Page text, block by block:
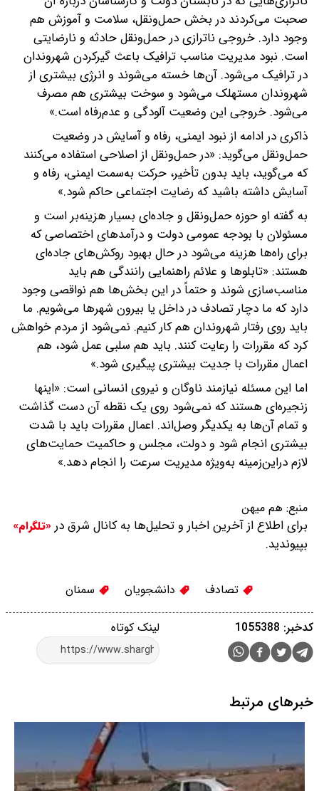
صحبت می‌کردند در بخش حمل‌ونقل، سلامت و آموزش هم
وجود دارد. خروجی ناترازی در حمل‌ونقل حادثه و نارضایتی
است. نبود مدیریت مناسب ترافیک باعث گیرکردن شهروندان
در ترافیک می‌شود. آن‌ها خسته می‌شوند و انرژی بیشتری از
شهروندان مستهلک می‌شود و سوخت بیشتری هم مصرف
می‌شود. خروجی این وضعیت آلودگی و عدم‌رفاه است.»
ذاکری در ادامه از نبود ایمنی، رفاه و آسایش در وضعیت
حمل‌ونقل می‌گوید: «در حمل‌ونقل از اصلاحی استفاده می‌کنند
که می‌گوید، باید بدون تأخیر، حرکت به‌سمت ایمنی، رفاه و
آسایش داشته باشید که رضایت اجتماعی حاکم شود.»
به گفته او حوزه حمل‌ونقل و جاده‌ای بسیار هزینه‌بر است و
مسئولان با بودجه عمومی دولت و درآمدهای اختصاصی که
برای راه‌ها هزینه می‌شود در حال بهبود روکش‌های جاده‌ای
هستند: «تابلوها و علائم راهنمایی رانندگی هم باید
مناسب‌سازی شوند و حتماً در این بخش‌ها هم نواقصی وجود
دارد که ما دچار تصادف در داخل یا بیرون شهرها می‌شویم. ما
باید روی رفتار شهروندان هم کار کنیم. نمی‌شود از مردم خواهش
کرد که مقررات را رعایت کنند. باید هم سلبی عمل شود، هم
اعمال مقررات با جدیت بیشتری پیگیری شود.»
اما این مسئله نیازمند ناوگان و نیروی انسانی است: «اینها
زنجیره‌ای هستند که نمی‌شود روی یک نقطه آن دست گذاشت
و تمام آن‌ها به یکدیگر وصل‌اند. اعمال مقررات باید با شدت
بیشتری انجام شود و دولت، مجلس و حاکمیت حمایت‌های
لازم دراین‌زمینه به‌ویژه مدیریت سرعت را انجام دهد.»
منبع: هم میهن
برای اطلاع از آخرین اخبار و تحلیل‌ها به کانال شرق در «تلگرام»
بپیوندید.
تصادف دانشجویان سمنان
لینک کوتاه کدخبر: 1055388
خبرهای مرتبط